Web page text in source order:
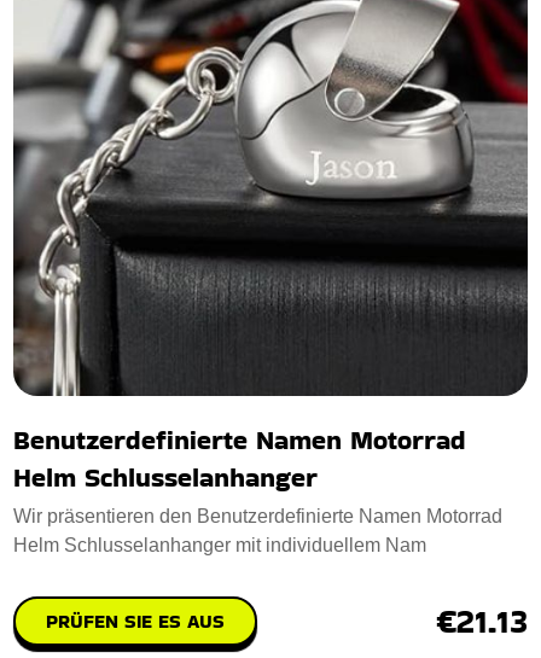
Benutzerdefinierte Namen Motorrad
Helm Schlusselanhanger
Wir präsentieren den Benutzerdefinierte Namen Motorrad
Helm Schlusselanhanger mit individuellem Nam
PRÜFEN SIE ES AUS €21.13